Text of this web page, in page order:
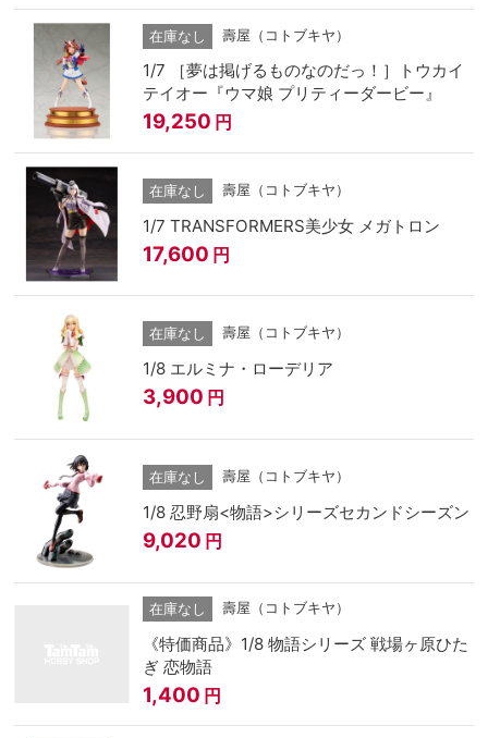
在庫なし 壽屋（コトブキヤ）
1/7 ［夢は掲げるものなのだっ！］トウカイ
テイオー『ウマ娘 プリティーダービー』
19,250 円
在庫なし 壽屋（コトブキヤ）
1/7 TRANSFORMERS美少女 メガトロン
17,600 円
在庫なし 壽屋（コトブキヤ）
1/8 エルミナ・ローデリア
3,900 円
在庫なし 壽屋（コトブキヤ）
1/8 忍野扇<物語>シリーズセカンドシーズン
9,020 円
在庫なし 壽屋（コトブキヤ）
《特価商品》1/8 物語シリーズ 戦場ヶ原ひた
ぎ 恋物語
1,400 円